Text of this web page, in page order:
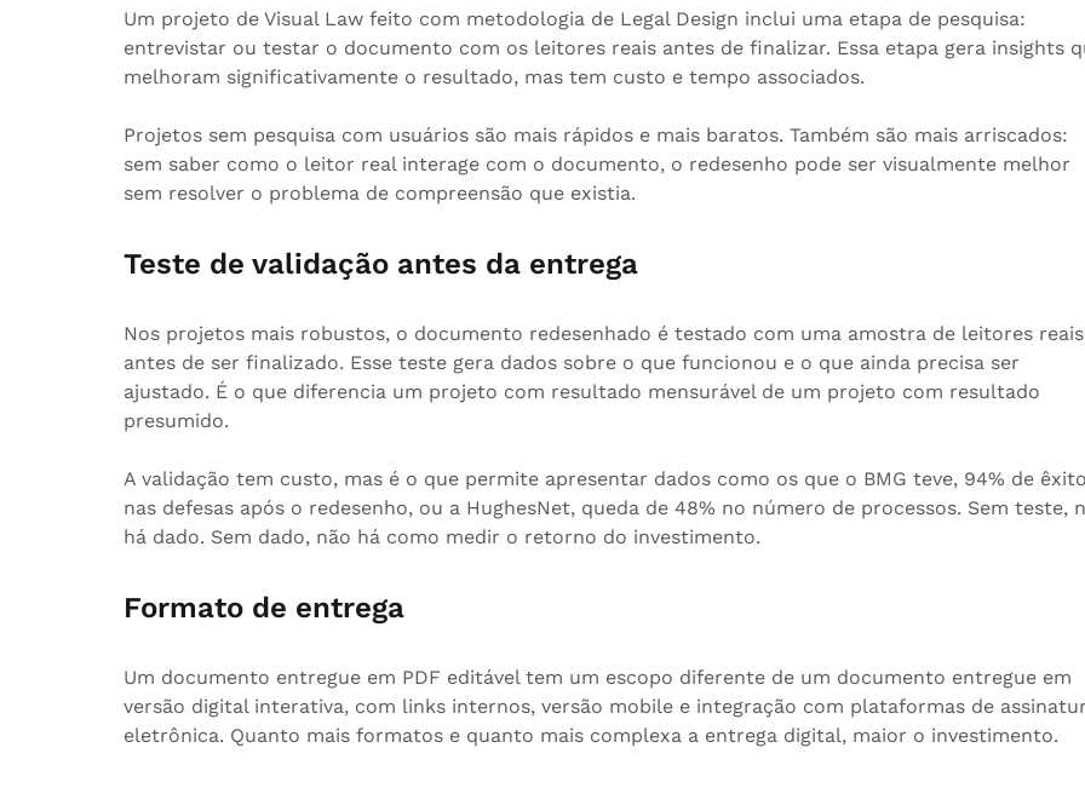
Um projeto de Visual Law feito com metodologia de Legal Design inclui uma etapa de pesquisa:
entrevistar ou testar o documento com os leitores reais antes de finalizar. Essa etapa gera insights
melhoram significativamente o resultado, mas tem custo e tempo associados.
Projetos sem pesquisa com usuários são mais rápidos e mais baratos. Também são mais arriscados:
sem saber como o leitor real interage com o documento, o redesenho pode ser visualmente melhor
sem resolver o problema de compreensão que existia.
Teste de validação antes da entrega
Nos projetos mais robustos, o documento redesenhado é testado com uma amostra de leitores reais
antes de ser finalizado. Esse teste gera dados sobre o que funcionou e o que ainda precisa ser
ajustado. É o que diferencia um projeto com resultado mensurável de um projeto com resultado
presumido.
A validação tem custo, mas é o que permite apresentar dados como os que o BMG teve, 94% de
nas defesas após o redesenho, ou a HughesNet, queda de 48% no número de processos. Sem teste,
há dado. Sem dado, não há como medir o retorno do investimento.
Formato de entrega
Um documento entregue em PDF editável tem um escopo diferente de um documento entregue em
versão digital interativa, com links internos, versão mobile e integração com plataformas de
eletrônica. Quanto mais formatos e quanto mais complexa a entrega digital, maior o investimento.